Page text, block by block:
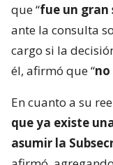
que “fue un gran
ante la consulta
cargo si la
él, afirmó que “no
En cuanto a su
que ya existe
asumir la